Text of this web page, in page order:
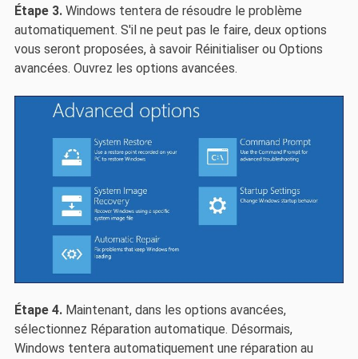
Étape 3.Windows tentera de résoudre le problème
automatiquement. S'il ne peut pas le faire, deux options
vous seront proposées, à savoir Réinitialiser ou Options
avancées. Ouvrez les options avancées.
Étape 4.Maintenant, dans les options avancées,
sélectionnez Réparation automatique. Désormais,
Windows tentera automatiquement une réparation au